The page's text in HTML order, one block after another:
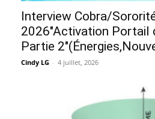
Interview Cobra/
2026″Activation Portail
Partie
Cindy LG - 4 juillet, 2026